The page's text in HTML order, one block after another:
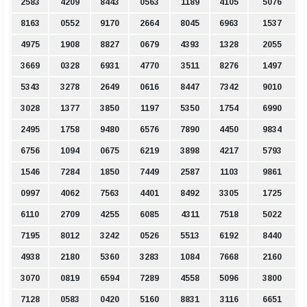
2583 4209 8443 0563 1189 4105 5076
8163 0552 9170 2664 8045 6963 1537
4975 1908 8827 0679 4393 1328 2055
3669 0328 6931 4770 3511 8276 1497
5343 3278 2649 0616 8447 7342 9010
3028 1377 3850 1197 5350 1754 6990
2495 1758 9480 6576 7890 4450 9834
6756 1094 0675 6219 3898 4217 5793
1546 7284 1850 7449 2587 1103 9861
0997 4062 7563 4401 8492 3305 1725
6110 2709 4255 6085 4311 7518 5022
7195 8012 3242 0526 5513 6192 8440
4938 2180 5360 3283 1084 7668 2160
3070 0819 6594 7289 4558 5096 3800
7128 0583 0420 5160 8831 3116 6651